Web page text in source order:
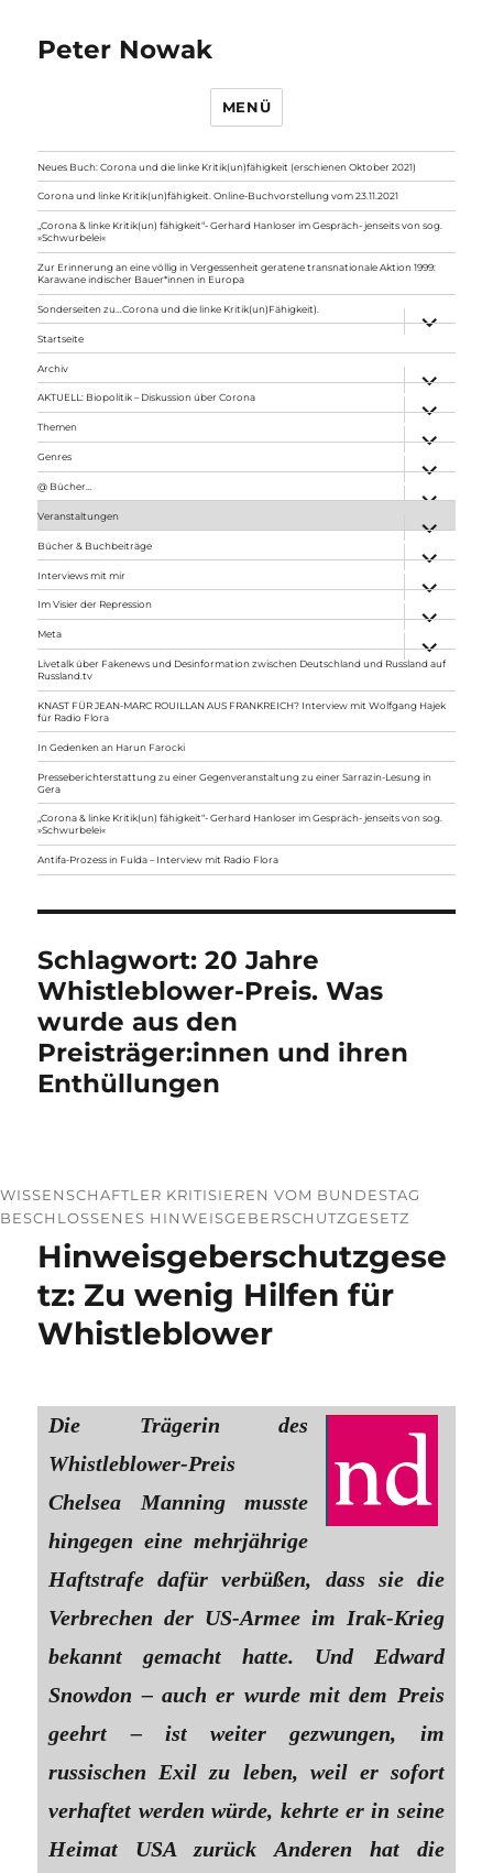
Peter Nowak
MENÜ
Neues Buch: Corona und die linke Kritik(un)fähigkeit (erschienen Oktober 2021)
Corona und linke Kritik(un)fähigkeit. Online-Buchvorstellung vom 23.11.2021
„Corona & linke Kritik(un) fähigkeit“- Gerhard Hanloser im Gespräch- jenseits von sog.
»Schwurbelei«
Zur Erinnerung an eine völlig in Vergessenheit geratene transnationale Aktion 1999:
Karawane indischer Bauer*innen in Europa
Sonderseiten zu…Corona und die linke Kritik(un)Fähigkeit).
anzeigen
Startseite
Archiv
anzeigen
AKTUELL: Biopolitik – Diskussion über Corona
anzeigen
Themen
anzeigen
Genres
anzeigen
@ Bücher…
Veranstaltungen
anzeigen
Bücher & Buchbeiträge
anzeigen
Interviews mit mir
anzeigen
Im Visier der Repression
anzeigen
Meta
anzeigen
Livetalk über Fakenews und Desinformation zwischen Deutschland und Russland auf
Russland.tv
KNAST FÜR JEAN-MARC ROUILLAN AUS FRANKREICH? Interview mit Wolfgang Hajek
für Radio Flora
In Gedenken an Harun Farocki
Presseberichterstattung zu einer Gegenveranstaltung zu einer Sarrazin-Lesung in
Gera
„Corona & linke Kritik(un) fähigkeit“- Gerhard Hanloser im Gespräch- jenseits von sog.
»Schwurbelei«
Antifa-Prozess in Fulda – Interview mit Radio Flora
Schlagwort:20 Jahre
Whistleblower-Preis. Was
wurde aus den
Preisträger:innen und ihren
Enthüllungen
WISSENSCHAFTLER KRITISIEREN VOM BUNDESTAG
BESCHLOSSENES HINWEISGEBERSCHUTZGESETZ
Hinweisgeberschutzgese
tz: Zu wenig Hilfen für
Whistleblower
Die Trägerin des
Whistleblower-Preis
Chelsea Manning musste
hingegen eine mehrjährige
Haftstrafe dafür verbüßen, dass sie die
Verbrechen der US-Armee im Irak-Krieg
bekannt gemacht hatte. Und Edward
Snowdon – auch er wurde mit dem Preis
geehrt – ist weiter gezwungen, im
russischen Exil zu leben, weil er sofort
verhaftet werden würde, kehrte er in seine
Heimat USA zurück Anderen hat die